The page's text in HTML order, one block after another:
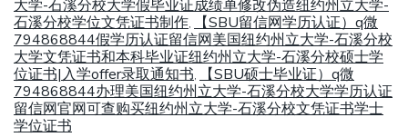
大学-石溪分校大学假毕业证成绩单修改伪造纽约州立大学-
石溪分校学位文凭证书制作,
【SBU留信网学历认证）q微
794868844假学历认证留信网美国纽约州立大学-石溪分校
大学文凭证书和本科毕业证纽约州立大学-石溪分校硕士学
位证书|入学offer录取通知书,
【SBU硕士毕业证）q微
794868844办理美国纽约州立大学-石溪分校大学学历认证
留信网官网可查购买纽约州立大学-石溪分校文凭证书学士
学位证书